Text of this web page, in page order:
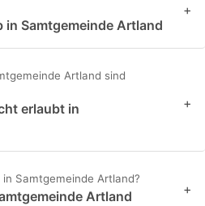
Samtgemeinde Artland
+
Artland sind
erlaubt in
+
Samtgemeinde Artland?
Artland +